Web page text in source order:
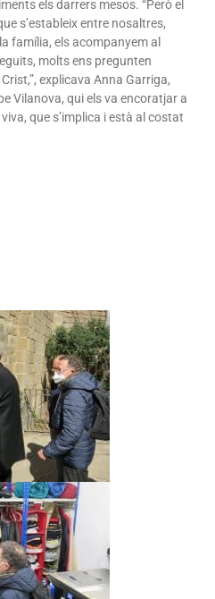
els darrers mesos. “Però el
s’estableix entre nosaltres,
família, els acompanyem al
molts ens pregunten
explicava Anna Garriga,
Vilanova, qui els va encoratjar a
que s’implica i està al costat